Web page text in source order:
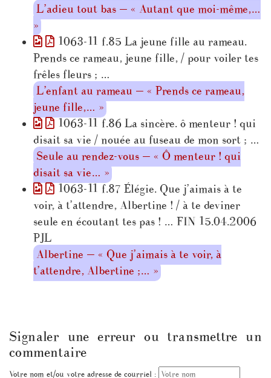
L’adieu tout bas — « Autant que moi-même,…
»
1063-11 f.85 La jeune fille au rameau.
Prends ce rameau, jeune fille, / pour voiler tes
frêles fleurs ; …
L’enfant au rameau — « Prends ce rameau,
jeune fille,… »
1063-11 f.86 La sincère. ô menteur ! qui
disait sa vie / nouée au fuseau de mon sort ; …
Seule au rendez-vous — « Ô menteur ! qui
disait sa vie… »
1063-11 f.87 Élégie. Que j’aimais à te
voir, à t’attendre, Albertine ! / à te deviner
seule en écoutant tes pas ! … FIN 15.04.2006
PJL
Albertine — « Que j’aimais à te voir, à
t’attendre, Albertine ;… »
Signaler une erreur ou transmettre un
commentaire
Votre nom et/ou votre adresse de courriel :